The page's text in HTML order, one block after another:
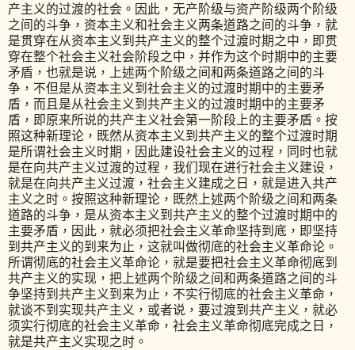
产主义的过渡的社会。因此，无产阶级与资产阶级两个阶级
之间的斗争，资本主义和社会主义两条道路之间的斗争，就
是贯穿在从资本主义到共产主义的整个过渡时期之中，即贯
穿在整个社会主义社会阶段之中，并作为这个时期中的主要
矛盾，也就是说，上述两个阶级之间和两条道路之间的斗
争，不但是从资本主义到社会主义的过渡时期中的主要矛
盾，而且是从社会主义到共产主义的过渡时期中的主要矛
盾，即原来所说的共产主义社会第一阶段上的主要矛盾。按
照这种新理论，既然从资本主义到共产主义的整个过渡时期
是所谓社会主义时期，因此建设社会主义的过程，同时也就
是在向共产主义过渡的过程，我们现在进行社会主义建设，
就是在向共产主义过渡，社会主义建成之日，就是进入共产
主义之时。按照这种新理论，既然上述两个阶级之间和两条
道路的斗争，是从资本主义到共产主义的整个过渡时期中的
主要矛盾，因此，就必须把社会主义革命坚持到底，即坚持
到共产主义的到来为止，这就叫做彻底的社会主义革命论。
所谓彻底的社会主义革命论，就是要把社会主义革命彻底到
共产主义的实现，把上述两个阶级之间和两条道路之间的斗
争坚持到共产主义到来为止，不实行彻底的社会主义革命，
就谈不到实现共产主义，或者说，要过渡到共产主义，就必
须实行彻底的社会主义革命，社会主义革命彻底完成之日，
就是共产主义实现之时。